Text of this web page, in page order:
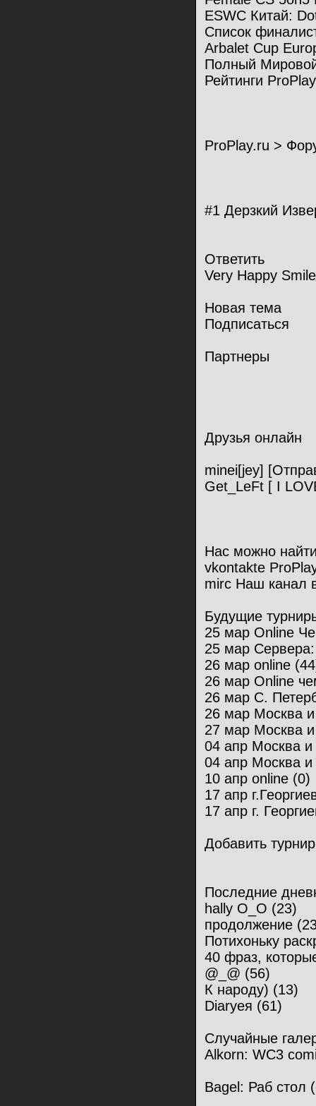
ESWC Китай:
Список
Arbalet Cup
Полный
Рейтинги
ProPlay.ru >
#1 Дерзкий
Ответить
Very Happy
Новая тема
Подписаться
Партнеры
Друзья онлайн
minei[jey]
Get_LeFt [ I
Нас можно
vkontakte
mirc Наш канал
Будущие
25 мар Online
25 мар
26 мар online
26 мар Online
26 мар С.
26 мар Москва
27 мар Москва
04 апр Москва
04 апр Москва
10 апр online (0)
17 апр
17 апр г.
Добавить турнир
Последние
hally O_O (23)
продолжение
Потихоньку
40 фраз,
@_@ (56)
К народу) (13)
Diaryея (61)
Случайные
Alkorn: WC3
Bagel: Раб стол